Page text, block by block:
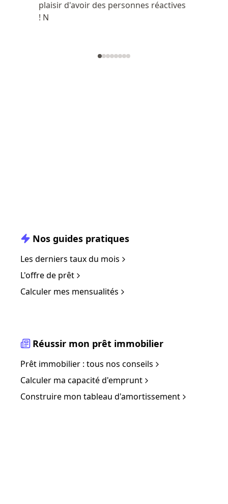
plaisir d'avoir des personnes réactives
! N
Nos guides pratiques
Les derniers taux du mois
L'offre de prêt
Calculer mes mensualités
Réussir mon prêt immobilier
Prêt immobilier : tous nos conseils
Calculer ma capacité d'emprunt
Construire mon tableau d'amortissement